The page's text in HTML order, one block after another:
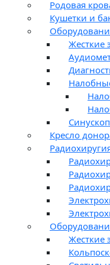
Родовая
Кушетки и
Жесткие
Кресло
Жесткие